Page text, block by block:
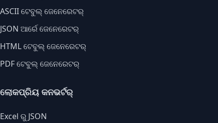
ASCII ଟେବୁଲ୍ ଜେନେରେଟର୍
JSON ଆର୍ରେ ଜେନେରେଟର୍
HTML ଟେବୁଲ୍ ଜେନେରେଟର୍
PDF ଟେବୁଲ୍ ଜେନେରେଟର୍
ଲୋକପ୍ରିୟ କନଭର୍ଟର୍
Excel ରୁ JSON